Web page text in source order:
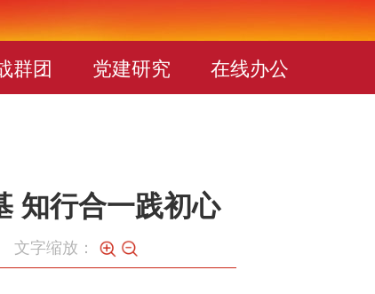
群团 党建研究 在线办公
知行合一践初心
文字缩放：